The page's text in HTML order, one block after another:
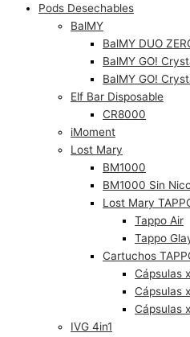
Pods Desechables
BalMY
BalMY DUO
BalMY GO!
BalMY GO!
Elf Bar Disposable
CR8000
iMoment
Lost Mary
BM1000
BM1000 Sin
Lost Mary
Tappo Air
Tappo
Cartuchos
Cápsulas
Cápsulas
Cápsulas
IVG 4in1